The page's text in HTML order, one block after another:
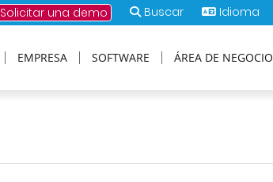
Solicitar una demo Buscar Idioma
EMPRESA SOFTWARE ÁREA DE NEGOCIO